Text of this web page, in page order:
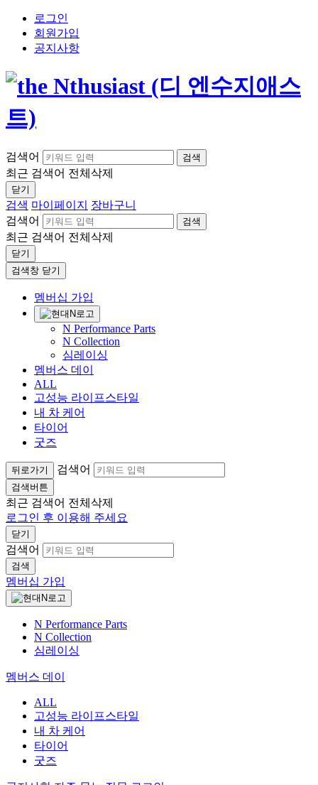
로그인
회원가입
공지사항
검색어 검색
최근 검색어 전체삭제
닫기
검색 마이페이지
장바구니
검색어
검색
최근 검색어 전체삭제
닫기
검색창 닫기
멤버십 가입
N Performance Parts
N Collection
심레이싱
멤버스 데이
ALL
고성능 라이프스타일
내 차 케어
타이어
굿즈
뒤로가기 검색어
검색버튼
최근 검색어 전체삭제
로그인 후 이용해 주세요
닫기
검색어
검색
멤버십 가입
N Performance Parts
N Collection
심레이싱
멤버스 데이
ALL
고성능 라이프스타일
내 차 케어
타이어
굿즈